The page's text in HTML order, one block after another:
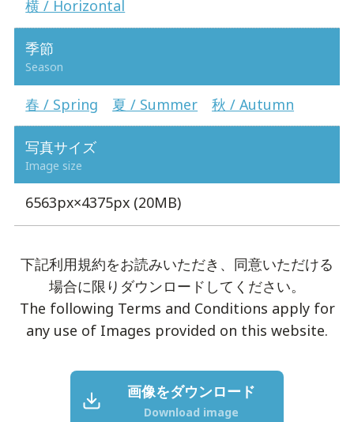
横 / Horizontal
季節
Season
春 / Spring 夏 / Summer
秋 / Autumn
写真サイズ
Image size
6563px×4375px (20MB)
下記利用規約をお読みいただき、同意いただける
場合に限りダウンロードしてください。
The following Terms and Conditions apply for
any use of Images provided on this website.
画像をダウンロード
Download image